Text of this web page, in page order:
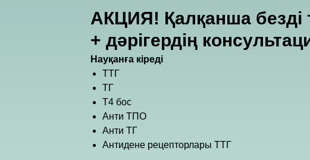
АКЦИЯ! Қалқанша безді
+ дәрігердің
Науқанға кіреді
ТТГ
ТГ
Т4 бос
Анти ТПО
Анти ТГ
Антидене рецепторлары ТТГ